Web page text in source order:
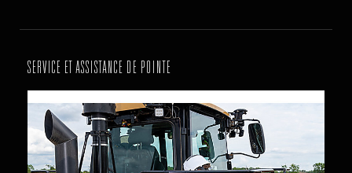
SERVICE ET ASSISTANCE DE POINTE